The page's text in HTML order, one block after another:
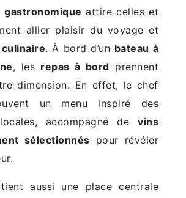
attire celles et
allier plaisir du voyage et
. À bord d’un bateau à
, les repas à bord prennent
dimension. En effet, le chef
un menu inspiré des
accompagné de vins
sélectionnés pour révéler
tient aussi une place centrale